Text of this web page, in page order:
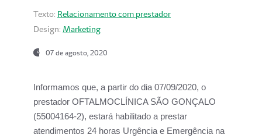
Texto: Relacionamento com prestador
Design: Marketing
07 de agosto, 2020
Informamos que, a partir do dia 07/09/2020, o
prestador OFTALMOCLÍNICA SÃO GONÇALO
(55004164-2), estará habilitado a prestar
atendimentos 24 horas Urgência e Emergência na